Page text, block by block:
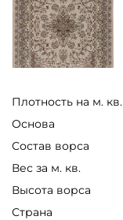
Плотность на м. кв.
Основа
Состав ворса
Вес за м. кв.
Высота ворса
Страна